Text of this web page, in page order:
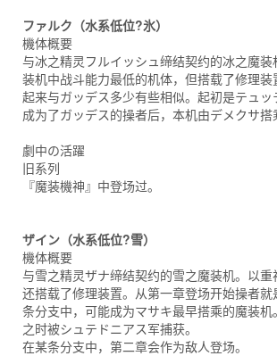
ファルク（水系低位?氷）
機体概要
与冰之精灵フルイッシュ缔结契约的冰之魔
装机中战斗能力最低的机体，但搭载了修理
起来与ガッデス多少有些相似。起初是テュ
成为了ガッデス的操者后，本机由デメクサ搭
劇中の活躍
旧系列
『魔装機神』中登场过。
ザイン（水系低位?雪）
機体概要
与雪之精灵ザナ缔结契约的雪之魔装机。以重
还搭载了修理装置。从第一章登场开始操者
条分支中，可能成为マサキ最早搭乘的魔装
之时被シュテドニアス军捕获。
在某条分支中，第二章会作为敌人登场。